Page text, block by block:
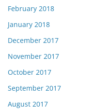
February 2018
January 2018
December 2017
November 2017
October 2017
September 2017
August 2017